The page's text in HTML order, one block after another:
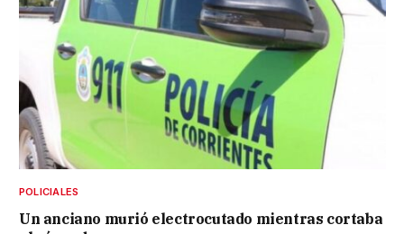
POLICIALES
Un anciano murió electrocutado mientras cortaba